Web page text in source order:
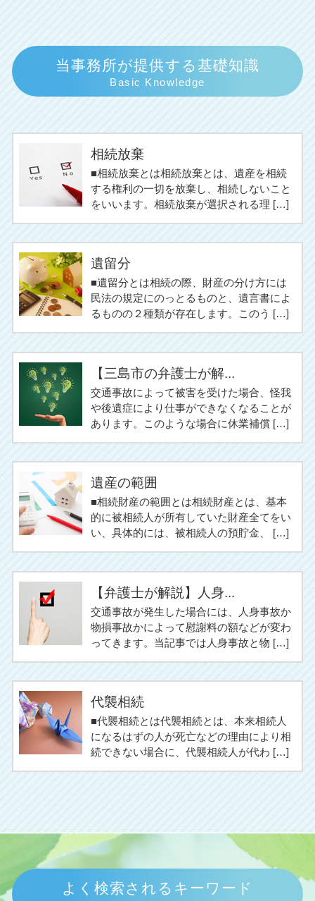
当事務所が提供する基礎知識
Basic Knowledge
相続放棄
■相続放棄とは相続放棄とは、遺産を相続
する権利の一切を放棄し、相続しないこと
をいいます。相続放棄が選択される理 […]
遺留分
■遺留分とは相続の際、財産の分け方には
民法の規定にのっとるものと、遺言書によ
るものの２種類が存在します。このう […]
【三島市の弁護士が解...
交通事故によって被害を受けた場合、怪我
や後遺症により仕事ができなくなることが
あります。このような場合に休業補償 […]
遺産の範囲
■相続財産の範囲とは相続財産とは、基本
的に被相続人が所有していた財産全てをい
い、具体的には、被相続人の預貯金、 […]
【弁護士が解説】人身...
交通事故が発生した場合には、人身事故か
物損事故かによって慰謝料の額などが変わ
ってきます。当記事では人身事故と物 […]
代襲相続
■代襲相続とは代襲相続とは、本来相続人
になるはずの人が死亡などの理由により相
続できない場合に、代襲相続人が代わ […]
よく検索されるキーワード